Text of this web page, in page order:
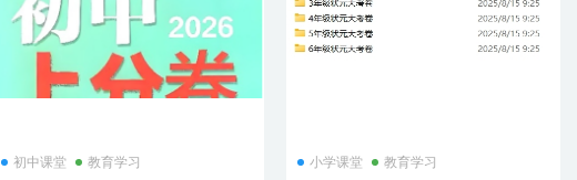
初中课堂 教育学习 小学课堂 教育学习